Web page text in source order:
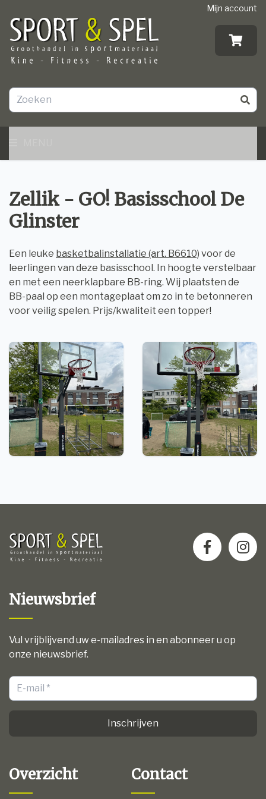
Mijn account
Zellik - GO! Basisschool De
Glinster
Een leuke basketbalinstallatie (art. B6610) voor de
leerlingen van deze basisschool. In hoogte verstelbaar
en met een neerklapbare BB-ring. Wij plaatsten de
BB-paal op een montageplaat om zo in te betonneren
voor veilig spelen. Prijs/kwaliteit een topper!
Nieuwsbrief
Vul vrijblijvend uw e-mailadres in en abonneer u op
onze nieuwsbrief.
Inschrijven
Overzicht Contact